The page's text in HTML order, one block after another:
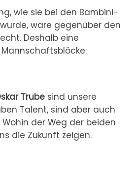
wie sie bei den Bambini-
wäre gegenüber den
Deshalb eine
Trube sind unsere
Talent, sind aber auch
der Weg der beiden
die Zukunft zeigen.